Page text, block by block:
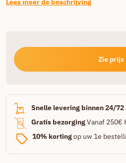
Lees meer de beschrijving
Zie prijs
Snelle levering binnen 24/72
Gratis bezorgingVanaf 250€
10% kortingop uw 1e